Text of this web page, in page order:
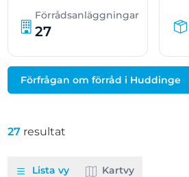
Förrådsanläggningar
27
Förfrågan om förråd i Huddinge
27 resultat
Lista vy Kartvy